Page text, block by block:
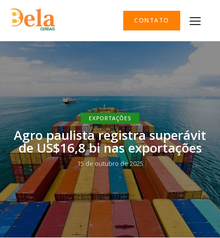
CONTATO
EXPORTAÇÕES
Agro paulista registra superávit
de US$16,8 bi nas exportações
15 de outubro de 2025